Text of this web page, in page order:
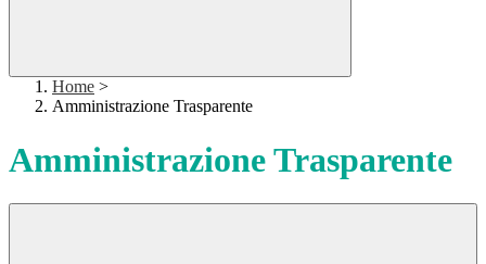
Home >
Amministrazione Trasparente
Amministrazione Trasparente